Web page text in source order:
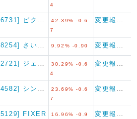
4
42.39% -0.6
7
9.92% -0.90
30.29% -0.6
4
23.69% -0.6
7
FIXER
16.96% -0.9